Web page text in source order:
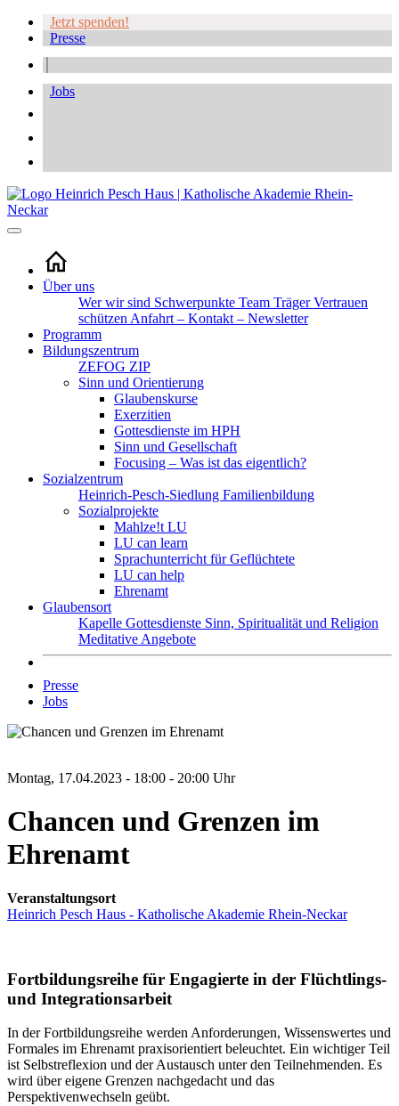
Jetzt spenden!
Presse
Jobs
Über uns
Wer wir sind Schwerpunkte Team TrägerVertrauen
schützen Anfahrt – Kontakt – Newsletter
Programm
Bildungszentrum
ZEFOG ZIP
Sinn und Orientierung
Glaubenskurse
Exerzitien
Gottesdienste im HPH
Sinn und Gesellschaft
Focusing – Was ist das eigentlich?
Sozialzentrum
Heinrich-Pesch-Siedlung Familienbildung
Sozialprojekte
Mahlze!t LU
LU can learn
Sprachunterricht für Geflüchtete
LU can help
Ehrenamt
Glaubensort
Kapelle Gottesdienste Sinn, Spiritualität und Religion
Meditative Angebote
Presse
Jobs
Montag, 17.04.2023 - 18:00 - 20:00 Uhr
Chancen und Grenzen im
Ehrenamt
Veranstaltungsort
Heinrich Pesch Haus - Katholische Akademie Rhein-Neckar
Fortbildungsreihe für Engagierte in der Flüchtlings-
und Integrationsarbeit
In der Fortbildungsreihe werden Anforderungen, Wissenswertes und
Formales im Ehrenamt praxisorientiert beleuchtet. Ein wichtiger Teil
ist Selbstreflexion und der Austausch unter den Teilnehmenden. Es
wird über eigene Grenzen nachgedacht und das
Perspektivenwechseln geübt.